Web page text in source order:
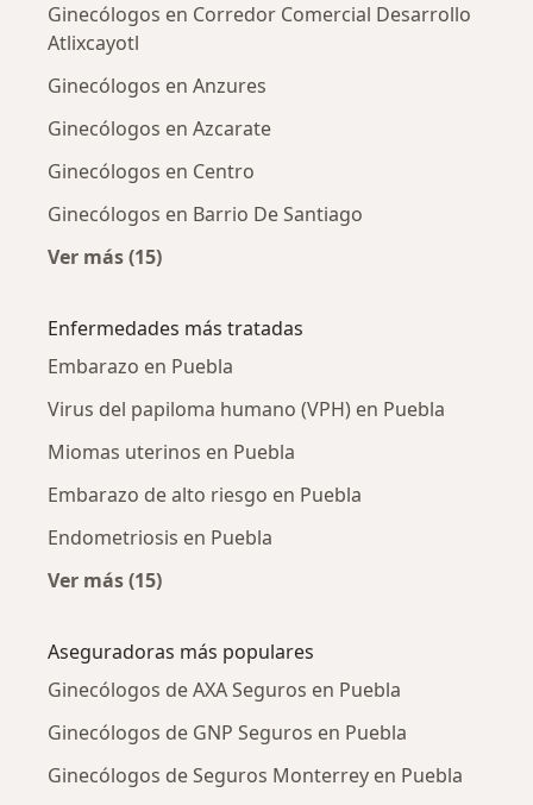
Ginecólogos en Corredor Comercial Desarrollo
Atlixcayotl
Ginecólogos en Anzures
Ginecólogos en Azcarate
Ginecólogos en Centro
Ginecólogos en Barrio De Santiago
Ver más (15)
Enfermedades más tratadas
Embarazo en Puebla
Virus del papiloma humano (VPH) en Puebla
Miomas uterinos en Puebla
Embarazo de alto riesgo en Puebla
Endometriosis en Puebla
Ver más (15)
Aseguradoras más populares
Ginecólogos de AXA Seguros en Puebla
Ginecólogos de GNP Seguros en Puebla
Ginecólogos de Seguros Monterrey en Puebla